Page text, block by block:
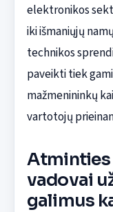
elektronikos
iki išmaniųjų
technikos
paveikti tiek
mažmenininkų
vartotojų
Atminties
vadovai
galimus